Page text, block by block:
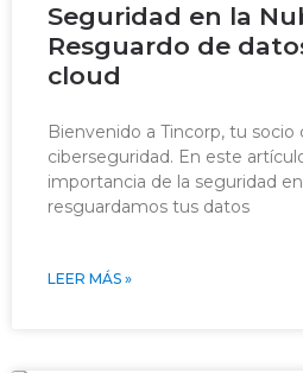
Seguridad en la
Resguardo de
cloud
Bienvenido a Tincorp, tu socio
ciberseguridad. En este
importancia de la seguridad
resguardamos tus datos
LEER MÁS »